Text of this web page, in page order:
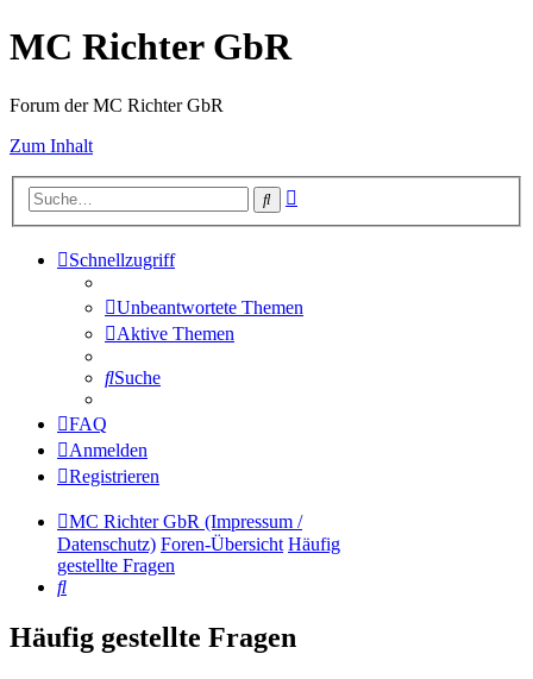
MC Richter GbR
Forum der MC Richter GbR
Zum Inhalt
Suche
Schnellzugriff
Unbeantwortete Themen
Aktive Themen
Suche
FAQ
Anmelden
Registrieren
MC Richter GbR (Impressum /
Datenschutz) Foren-Übersicht Häufig
gestellte Fragen
Suche
Häufig gestellte Fragen